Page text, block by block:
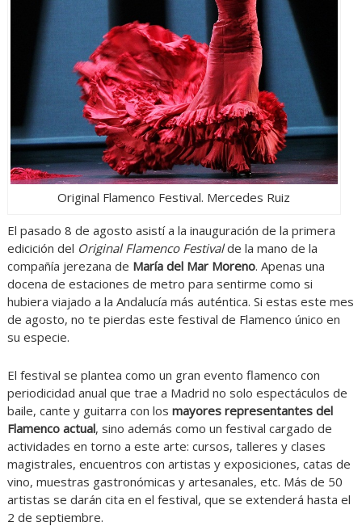
Original Flamenco Festival. Mercedes Ruiz
El pasado 8 de agosto asistí a la inauguración de la primera
edicición del Original Flamenco Festivalde la mano de la
compañía jerezana de María del Mar Moreno. Apenas una
docena de estaciones de metro para sentirme como si
hubiera viajado a la Andalucía más auténtica. Si estas este mes
de agosto, no te pierdas este festival de Flamenco único en
su especie.
El festival se plantea como un gran evento flamenco con
periodicidad anual que trae a Madrid no solo espectáculos de
baile, cante y guitarra con los mayores representantes del
Flamenco actual, sino además como un festival cargado de
actividades en torno a este arte: cursos, talleres y clases
magistrales, encuentros con artistas y exposiciones, catas de
vino, muestras gastronómicas y artesanales, etc. Más de 50
artistas se darán cita en el festival, que se extenderá hasta el
2 de septiembre.